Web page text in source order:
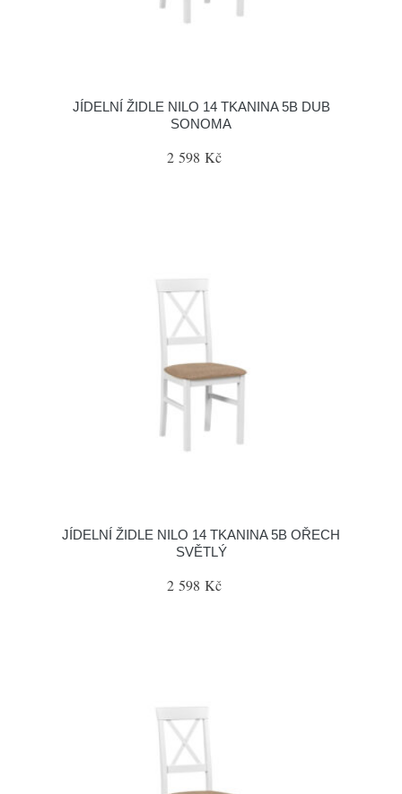
JÍDELNÍ ŽIDLE NILO 14 TKANINA 5B DUB
SONOMA
2 598 Kč
JÍDELNÍ ŽIDLE NILO 14 TKANINA 5B OŘECH
SVĚTLÝ
2 598 Kč